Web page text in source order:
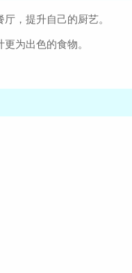
，提升自己的厨艺。
为出色的食物。